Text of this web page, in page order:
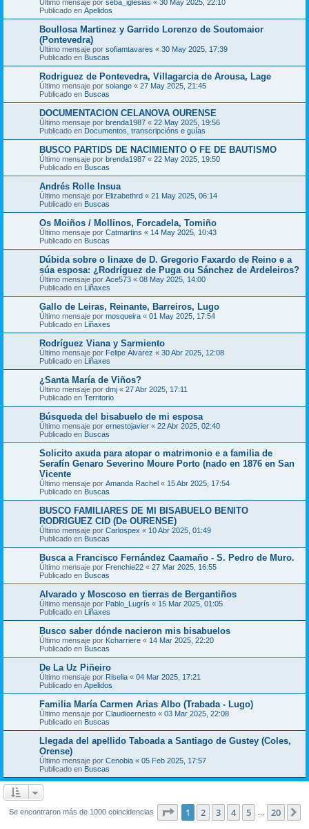
Último mensaje por seba_iglesias « 30 May 2025, 22:10
Publicado en Apelidos
Boullosa Martinez y Garrido Lorenzo de Soutomaior
(Pontevedra)
Último mensaje por sofiamtavares « 30 May 2025, 17:39
Publicado en Buscas
Rodriguez de Pontevedra, Villagarcia de Arousa, Lage
Último mensaje por solange « 27 May 2025, 21:45
Publicado en Buscas
DOCUMENTACION CELANOVA OURENSE
Último mensaje por brenda1987 « 22 May 2025, 19:56
Publicado en Documentos, transcripcións e guías
BUSCO PARTIDS DE NACIMIENTO O FE DE BAUTISMO
Último mensaje por brenda1987 « 22 May 2025, 19:50
Publicado en Buscas
Andrés Rolle Insua
Último mensaje por Elizabethrd « 21 May 2025, 06:14
Publicado en Buscas
Os Moiños / Mollinos, Forcadela, Tomiño
Último mensaje por Catmartins « 14 May 2025, 10:43
Publicado en Buscas
Dúbida sobre o linaxe de D. Gregorio Faxardo de Reino e a
súa esposa: ¿Rodríguez de Puga ou Sánchez de Ardeleiros?
Último mensaje por Ace573 « 08 May 2025, 14:00
Publicado en Liñaxes
Gallo de Leiras, Reinante, Barreiros, Lugo
Último mensaje por mosqueira « 01 May 2025, 17:54
Publicado en Liñaxes
Rodríguez Viana y Sarmiento
Último mensaje por Felipe Álvarez « 30 Abr 2025, 12:08
Publicado en Liñaxes
¿Santa María de Viños?
Último mensaje por dmj « 27 Abr 2025, 17:11
Publicado en Territorio
Búsqueda del bisabuelo de mi esposa
Último mensaje por ernestojavier « 22 Abr 2025, 02:40
Publicado en Buscas
Solicito axuda para atopar o matrimonio e a familia de
Serafín Genaro Severino Moure Porto (nado en 1876 en San
Vicente
Último mensaje por Amanda Rachel « 15 Abr 2025, 17:54
Publicado en Buscas
BUSCO FAMILIARES DE MI BISABUELO BENITO
RODRIGUEZ CID (De OURENSE)
Último mensaje por Carlospex « 10 Abr 2025, 01:49
Publicado en Buscas
Busca a Francisco Fernández Caamaño - S. Pedro de Muro.
Último mensaje por Frenchie22 « 27 Mar 2025, 16:55
Publicado en Buscas
Alvarado y Moscoso en tierras de Bergantiños
Último mensaje por Pablo_Lugrís « 15 Mar 2025, 01:05
Publicado en Liñaxes
Busco saber dónde nacieron mis bisabuelos
Último mensaje por Kcharriere « 14 Mar 2025, 22:20
Publicado en Buscas
De La Uz Piñeiro
Último mensaje por Riselia « 04 Mar 2025, 17:21
Publicado en Apelidos
Familia María Carmen Arias Albo (Trabada - Lugo)
Último mensaje por Claudioernesto « 03 Mar 2025, 22:08
Publicado en Buscas
Llegada del apellido Taboada a Santiago de Gustey (Coles,
Orense)
Último mensaje por Cenobia « 05 Feb 2025, 17:57
Publicado en Buscas
Se encontraron más de 1000 coincidencias Página de 20
1 2 3 4 5 20